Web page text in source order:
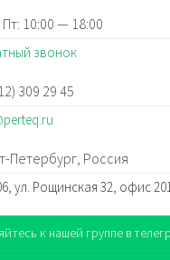
10:00 — 18:00
звонок
309 29 45
Петербург, Россия
ул. Рощинская 32, офис
к нашей группе в